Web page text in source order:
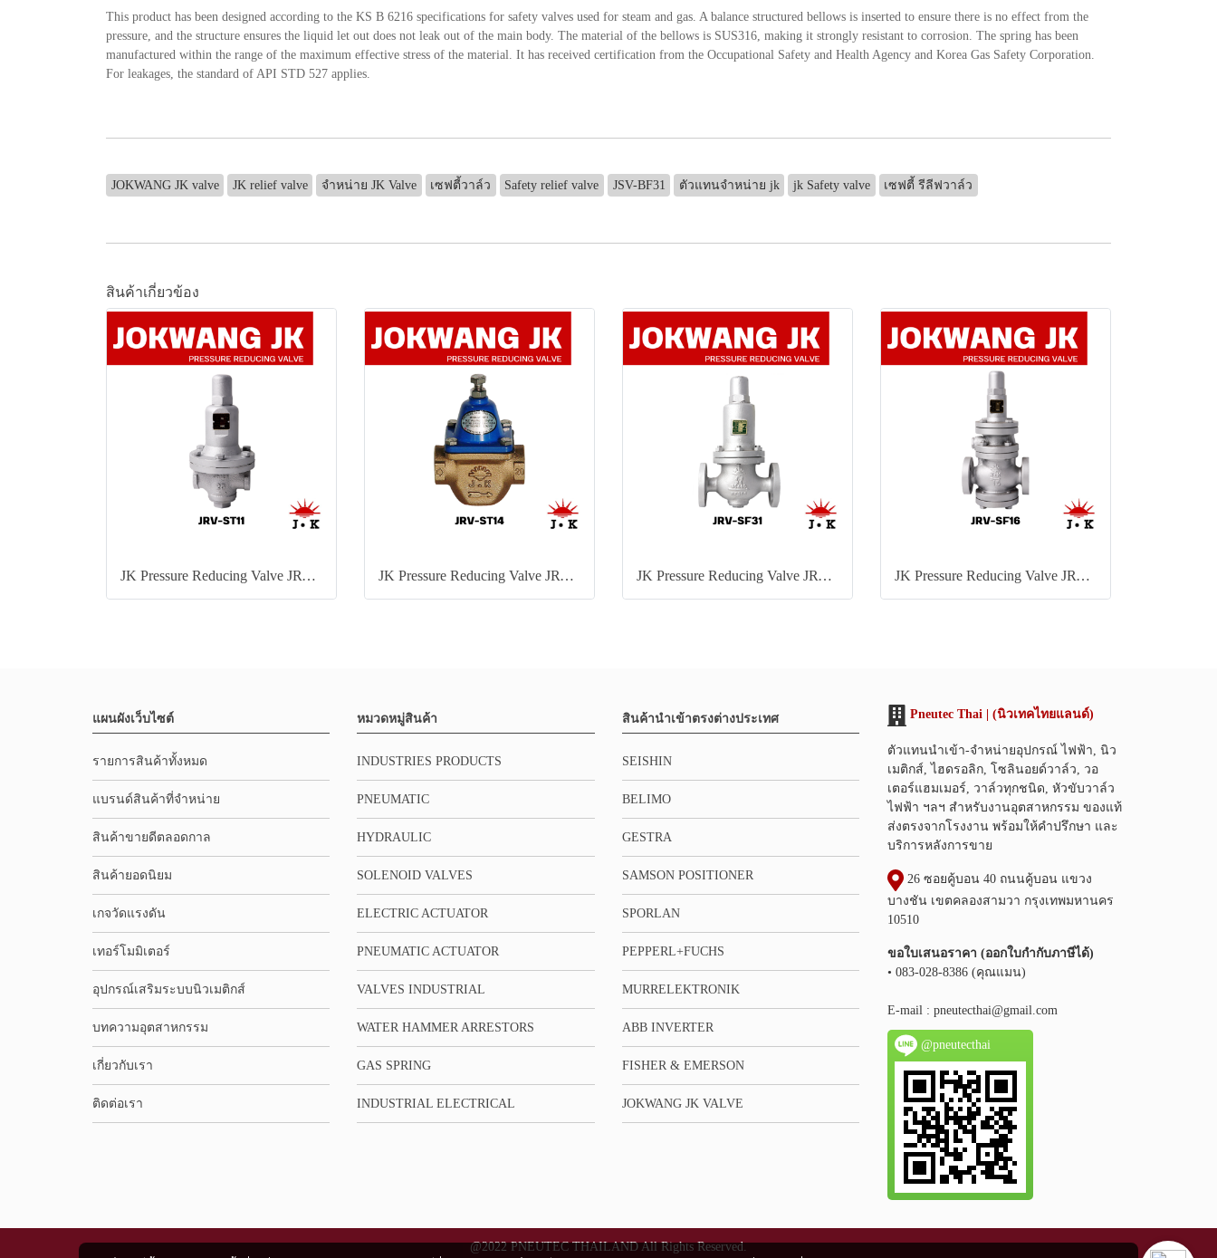
This product has been designed according to the KS B 6216 specifications for safety valves used for steam and gas. A balance structured bellows is inserted to ensure there is no effect from the
pressure, and the structure ensures the liquid let out does not leak out of the main body. The material of the bellows is SUS316, making it strongly resistant to corrosion. The spring has been
manufactured within the range of the maximum effective stress of the material. It has received certification from the Occupational Safety and Health Agency and Korea Gas Safety Corporation.
For leakages, the standard of API STD 527 applies.
JOKWANG JK valve JK relief valve จำหน่าย JK Valve เซฟตี้วาล์ว Safety relief valve JSV-BF31 ตัวแทนจำหน่าย jk jk Safety valve เซฟตี้ รีลีฟวาล์ว
สินค้าเกี่ยวข้อง
JK Pressure Reducing Valve JRV-ST11 JK Pressure Reducing Valve JRV-ST14 JK Pressure Reducing Valve JRV-SF31 JK Pressure Reducing Valve JRV-SF16
แผนผังเว็บไซต์
รายการสินค้าทั้งหมด
แบรนด์สินค้าที่จำหน่าย
สินค้าขายดีตลอดกาล
สินค้ายอดนิยม
เกจวัดแรงดัน
เทอร์โมมิเตอร์
อุปกรณ์เสริมระบบนิวเมติกส์
บทความอุตสาหกรรม
เกี่ยวกับเรา
ติดต่อเรา
หมวดหมู่สินค้า
INDUSTRIES PRODUCTS
PNEUMATIC
HYDRAULIC
SOLENOID VALVES
ELECTRIC ACTUATOR
PNEUMATIC ACTUATOR
VALVES INDUSTRIAL
WATER HAMMER ARRESTORS
GAS SPRING
INDUSTRIAL ELECTRICAL
สินค้านำเข้าตรงต่างประเทศ
SEISHIN
BELIMO
GESTRA
SAMSON POSITIONER
SPORLAN
PEPPERL+FUCHS
MURRELEKTRONIK
ABB INVERTER
FISHER & EMERSON
JOKWANG JK VALVE
Pneutec Thai | (นิวเทคไทยแลนด์)
ตัวแทนนำเข้า-จำหน่ายอุปกรณ์ ไฟฟ้า, นิว
เมติกส์, ไฮดรอลิก, โซลินอยด์วาล์ว, วอ
เตอร์แฮมเมอร์, วาล์วทุกชนิด, หัวขับวาล์ว
ไฟฟ้า ฯลฯ สำหรับงานอุตสาหกรรม ของแท้
ส่งตรงจากโรงงาน พร้อมให้คำปรึกษา และ
บริการหลังการขาย
26 ซอยคู้บอน 40 ถนนคู้บอน แขวง
บางชัน เขตคลองสามวา กรุงเทพมหานคร
10510
ขอใบเสนอราคา (ออกใบกำกับภาษีได้)
• 083-028-8386 (คุณแมน)
E-mail : pneutecthai@gmail.com
@pneutecthai
@2022 PNEUTEC THAILAND All Rights Reserved.